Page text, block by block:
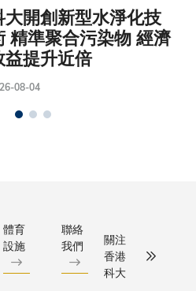
大開創新型水淨化技
精準聚合污染物 經濟
益提升近倍
08-04
體育
設施
聯絡
我們
關注
香港
科大